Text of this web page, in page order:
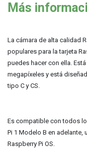
Más
La cámara de alta calidad
populares para la tarjeta
puedes hacer con ella.
megapíxeles y está
tipo C y CS.
Es compatible con todos
Pi 1 Modelo B en adelante,
Raspberry Pi OS.